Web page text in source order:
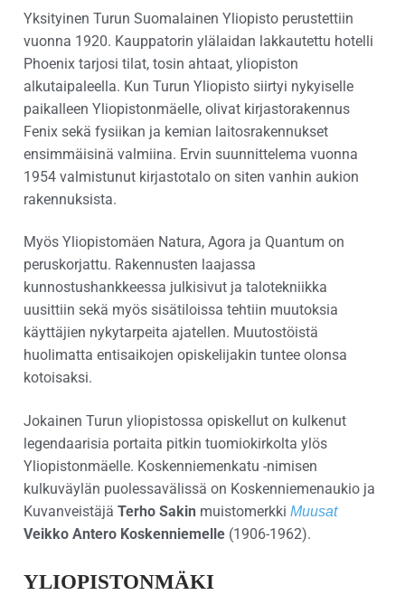
Yksityinen Turun Suomalainen Yliopisto perustettiin
vuonna 1920. Kauppatorin ylälaidan lakkautettu hotelli
Phoenix tarjosi tilat, tosin ahtaat, yliopiston
alkutaipaleella. Kun Turun Yliopisto siirtyi nykyiselle
paikalleen Yliopistonmäelle, olivat kirjastorakennus
Fenix sekä fysiikan ja kemian laitosrakennukset
ensimmäisinä valmiina. Ervin suunnittelema vuonna
1954 valmistunut kirjastotalo on siten vanhin aukion
rakennuksista.
Myös Yliopistomäen Natura, Agora ja Quantum on
peruskorjattu. Rakennusten laajassa
kunnostushankkeessa julkisivut ja talotekniikka
uusittiin sekä myös sisätiloissa tehtiin muutoksia
käyttäjien nykytarpeita ajatellen. Muutostöistä
huolimatta entisaikojen opiskelijakin tuntee olonsa
kotoisaksi.
Jokainen Turun yliopistossa opiskellut on kulkenut
legendaarisia portaita pitkin tuomiokirkolta ylös
Yliopistonmäelle. Koskenniemenkatu -nimisen
kulkuväylän puolessavälissä on Koskenniemenaukio ja
Kuvanveistäjä Terho Sakin muistomerkki Muusat
Veikko Antero Koskenniemelle (1906-1962).
YLIOPISTONMÄKI